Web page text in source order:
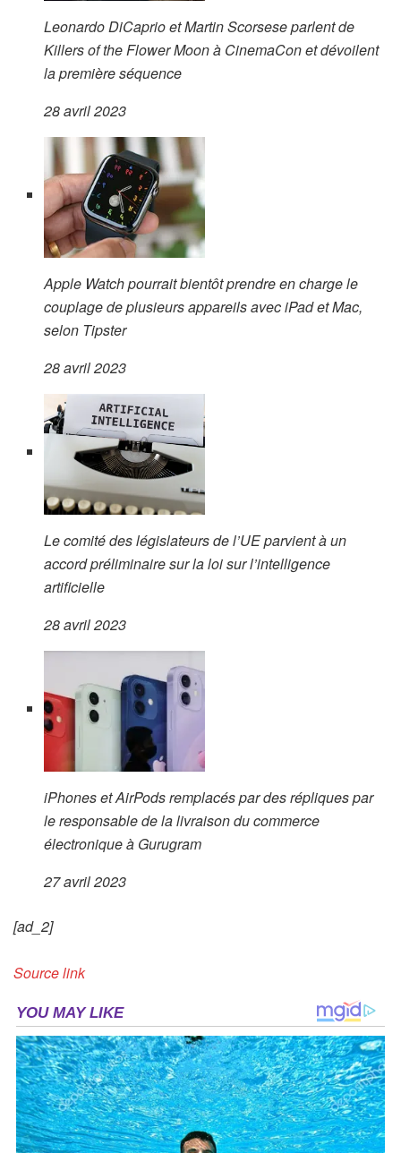
Leonardo DiCaprio et Martin Scorsese parlent de
Killers of the Flower Moon à CinemaCon et dévoilent
la première séquence
28 avril 2023
Apple Watch pourrait bientôt prendre en charge le
couplage de plusieurs appareils avec iPad et Mac,
selon Tipster
28 avril 2023
Le comité des législateurs de l’UE parvient à un
accord préliminaire sur la loi sur l’intelligence
artificielle
28 avril 2023
iPhones et AirPods remplacés par des répliques par
le responsable de la livraison du commerce
électronique à Gurugram
27 avril 2023
[ad_2]
Source link